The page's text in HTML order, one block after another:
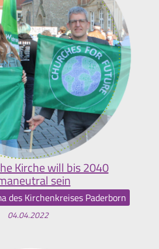
Kirche will bis 2040
sein
des Kirchenkreises Paderborn
04.04.2022